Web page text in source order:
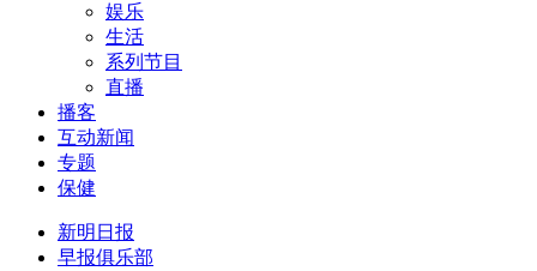
娱乐
生活
系列节目
直播
播客
互动新闻
专题
保健
新明日报
早报俱乐部